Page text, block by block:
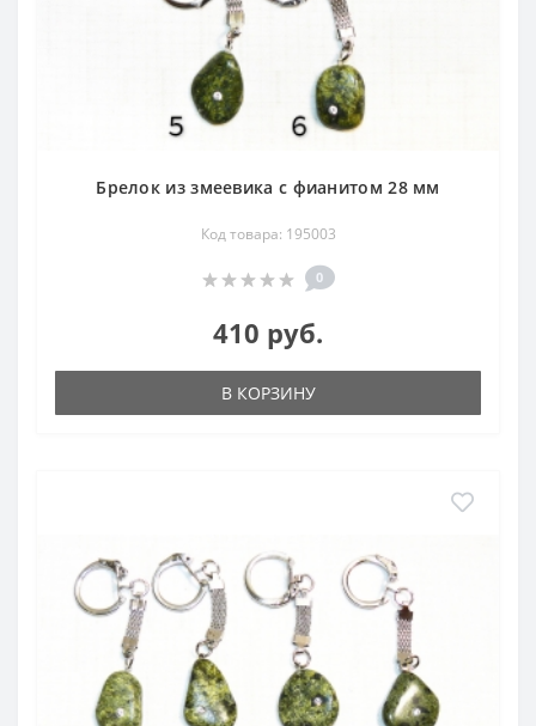
Брелок из змеевика с фианитом 28 мм
Код товара: 195003
0
410 руб.
В КОРЗИНУ